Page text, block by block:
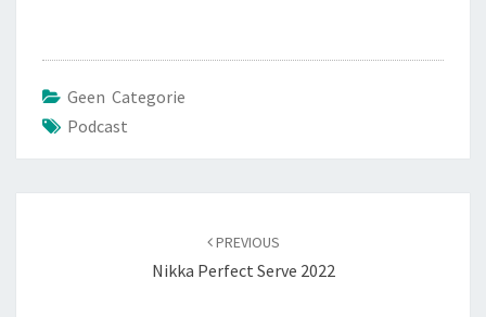
Geen Categorie
Podcast
PREVIOUS
Nikka Perfect Serve 2022